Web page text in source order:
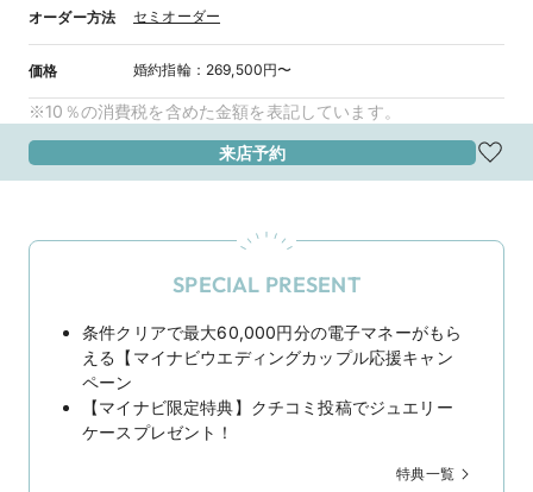
オーダー方法 セミオーダー
価格 婚約指輪： 269,500円〜
※10％の消費税を含めた金額を表記しています。
来店予約
SPECIAL PRESENT
条件クリアで最大60,000円分の電子マネーがもら
える【マイナビウエディングカップル応援キャン
ペーン
【マイナビ限定特典】クチコミ投稿でジュエリー
ケースプレゼント！
特典一覧